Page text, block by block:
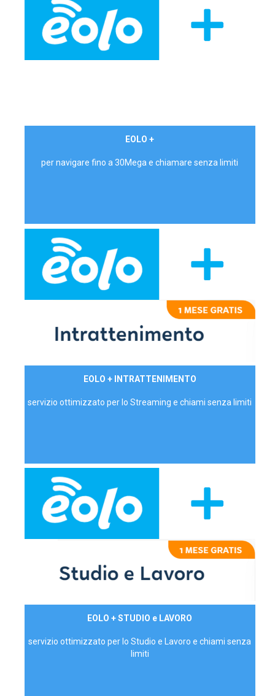
EOLO +
per navigare fino a 30Mega e chiamare senza limiti
EOLO + INTRATTENIMENTO
servizio ottimizzato per lo Streaming e chiami senza limiti
EOLO + STUDIO e LAVORO
servizio ottimizzato per lo Studio e Lavoro e chiami senza
limiti